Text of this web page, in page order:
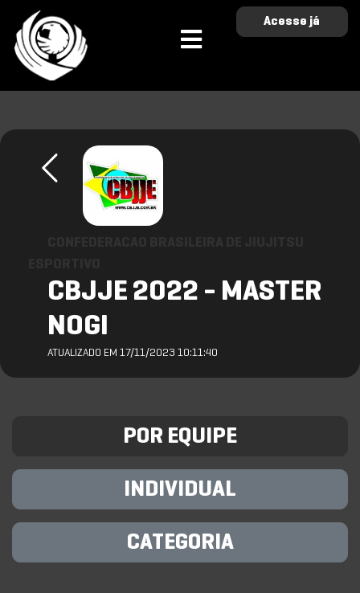
Acesse já
CBJJE 2022 - MASTER
NOGI
ATUALIZADO EM 17/11/2023 10:11:40
POR EQUIPE
INDIVIDUAL
CATEGORIA